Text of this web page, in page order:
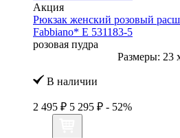
Акция
Рюкзак женский розовый
Fabbiano* E 531183-5
розовая пудра
Размеры: 23
В наличии
2 495 ₽ 5 295 ₽ - 52%